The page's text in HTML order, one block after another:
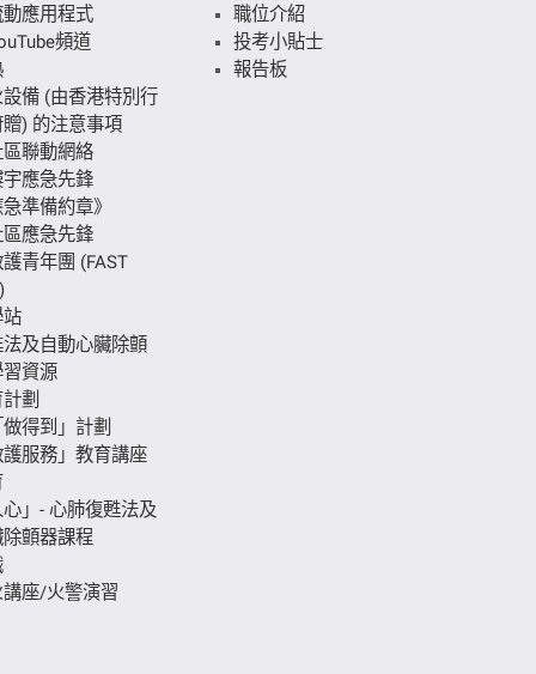
應用程式
頻道
備 (由香港特別行
) 的注意事項
聯動網絡
應急先鋒
準備約章》
應急先鋒
青年團 (FAST
站
及自動心臟除顫
資源
劃
得到」計劃
服務」教育講座
」- 心肺復甦法及
顫器課程
座/火警演習
職位介紹
投考小貼士
報告板